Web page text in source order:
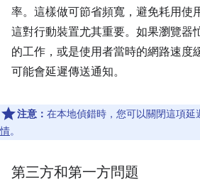
率。這樣做可節省頻寬，避免耗用使
這對行動裝置尤其重要。如果瀏覽器
的工作，或是使用者當時的網路速度
可能會延遲傳送通知。
注意： 在本地偵錯時，您可以關閉這項延
情。
第三方和第一方問題